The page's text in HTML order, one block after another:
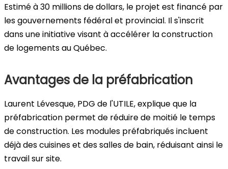
Estimé à 30 millions de dollars, le projet est financé par
les gouvernements fédéral et provincial. Il s'inscrit
dans une initiative visant à accélérer la construction
de logements au Québec.
Avantages de la préfabrication
Laurent Lévesque, PDG de l'UTILE, explique que la
préfabrication permet de réduire de moitié le temps
de construction. Les modules préfabriqués incluent
déjà des cuisines et des salles de bain, réduisant ainsi le
travail sur site.